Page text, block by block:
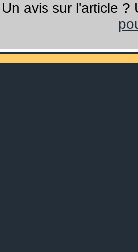
Un avis sur l'article